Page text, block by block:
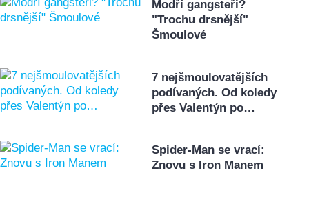
Modří gangsteři?
"Trochu drsnější"
Šmoulové
7 nejšmoulovatějších
podívaných. Od koledy
přes Valentýn po…
Spider-Man se vrací:
Znovu s Iron Manem